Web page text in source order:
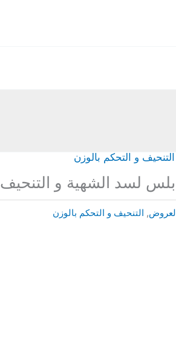
التنحيف و التحكم بالوزن
بلس لسد الشهية و التنحيف
, التنحيف و التحكم بالوزن